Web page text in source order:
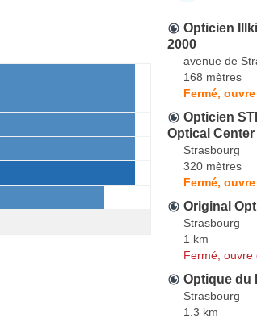
Opticien
2000
avenue de
168 mètres
Fermé,
Opticien
Optical Center
Strasbourg
320 mètres
Fermé,
Original
Strasbourg
1 km
Fermé, ouvre
Optique du
Strasbourg
1.3 km